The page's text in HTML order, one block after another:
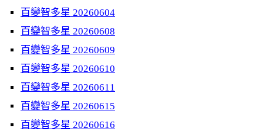
百變智多星 20260604
百變智多星 20260608
百變智多星 20260609
百變智多星 20260610
百變智多星 20260611
百變智多星 20260615
百變智多星 20260616